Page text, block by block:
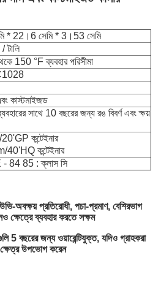
* 22।6 সেমি * 3।53 সেমি
টালি
150 °F ব্যবহার পরিসীমা
কাস্টমাইজড
সাথে 10 বছরের জন্য রঙ বিবর্ণ এবং ক্ষয়
কন্টেইনার
কন্টেইনার
84 85 : ক্লাস সি
অবক্ষয় প্রতিরোধী, পচা-প্রমাণ, বেশিরভাগ
ক্ষেত্রে ব্যবহার করতে সক্ষম
5 বছরের জন্য ওয়ারেন্টিযুক্ত, যদিও গ্রাহকরা
উপভোগ করেন